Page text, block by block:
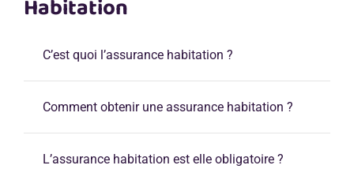
Garant
Assurances
CAF
Habitation
C’est quoi l’assurance habitation ?
Comment obtenir une assurance habitation ?
L’assurance habitation est elle obligatoire ?